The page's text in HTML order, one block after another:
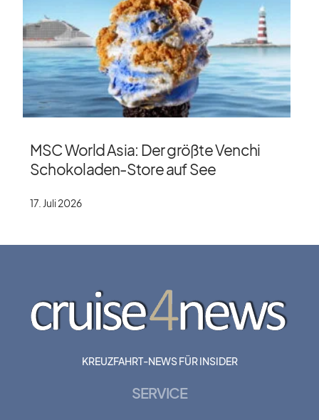
MSC World Asia: Der größte Venchi
Schokoladen-Store auf See
17. Juli 2026
KREUZFAHRT-NEWS FÜR INSIDER
SERVICE